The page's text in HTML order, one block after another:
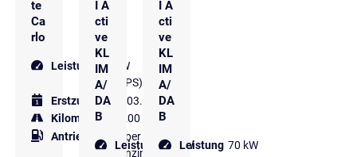
te
Ca
rlo
Leistung 85 kW
(116 PS)
Erstzulassung
03.2025
Kilometer
14.200 km
Antriebsart
Super
Benzin
I A
cti
ve
KL
IM
A/
DA
B
Leistung 70 kW
I A
cti
ve
KL
IM
A/
DA
B
Leistung 70 kW